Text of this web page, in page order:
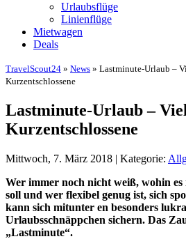
Urlaubsflüge
Linienflüge
Mietwagen
Deals
TravelScout24 » News » Lastminute-Urlaub –
Kurzentschlossene
Lastminute-Urlaub –
Kurzentschlossene
Mittwoch, 7. März 2018 | Kategorie:
Wer immer noch nicht weiß, wohin es
soll und wer flexibel genug ist, sich
kann sich mitunter en besonders
Urlaubsschnäppchen sichern. Das
„Lastminute“.